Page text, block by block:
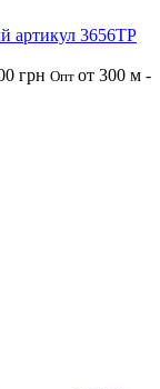
артикул 3656ТР
грн Опт от 300 м -